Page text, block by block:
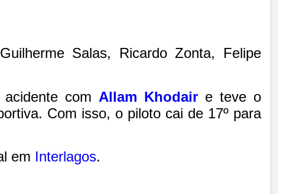
Salas, Ricardo Zonta, Felipe
com Allam Khodaire teve o
Com isso, o piloto cai de 17º para
em Interlagos.